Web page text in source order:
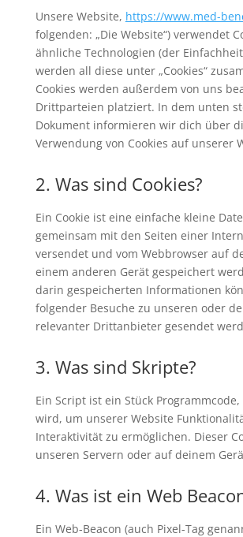
Unsere Website, https://www.med-
folgenden: „Die Website“) verwendet
ähnliche Technologien (der
werden all diese unter „Cookies“
Cookies werden außerdem von uns
Drittparteien platziert. In dem unten
Dokument informieren wir dich über
Verwendung von Cookies auf unserer
2. Was sind Cookies?
Ein Cookie ist eine einfache kleine
gemeinsam mit den Seiten einer
versendet und vom Webbrowser auf
einem anderen Gerät gespeichert
darin gespeicherten Informationen
folgender Besuche zu unseren oder
relevanter Drittanbieter gesendet
3. Was sind Skripte?
Ein Script ist ein Stück
wird, um unserer Website
Interaktivität zu ermöglichen. Dieser
unseren Servern oder auf deinem
4. Was ist ein Web
Ein Web-Beacon (auch Pixel-Tag